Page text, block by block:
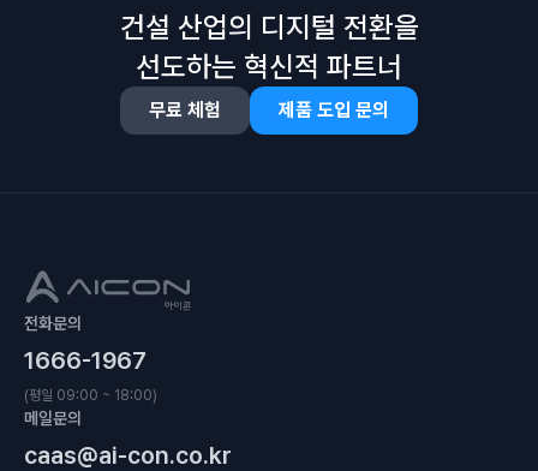
건설 산업의 디지털 전환을
선도하는 혁신적 파트너
무료 체험 제품 도입 문의
전화문의
1666-1967
(평일 09:00 ~ 18:00)
메일문의
caas@ai-con.co.kr